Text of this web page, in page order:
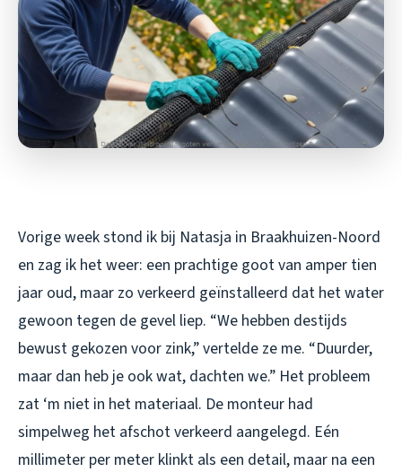
Vorige week stond ik bij Natasja in Braakhuizen-Noord
en zag ik het weer: een prachtige goot van amper tien
jaar oud, maar zo verkeerd geïnstalleerd dat het water
gewoon tegen de gevel liep. “We hebben destijds
bewust gekozen voor zink,” vertelde ze me. “Duurder,
maar dan heb je ook wat, dachten we.” Het probleem
zat ‘m niet in het materiaal. De monteur had
simpelweg het afschot verkeerd aangelegd. Eén
millimeter per meter klinkt als een detail, maar na een